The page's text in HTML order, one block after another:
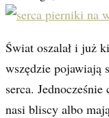
Świat oszalał i już
wszędzie pojawiają
serca.
nasi bliscy albo